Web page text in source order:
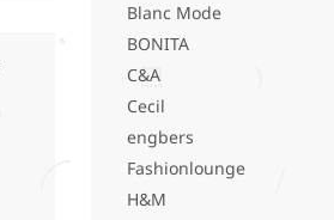
Blanc Mode
BONITA
C&A
Cecil
engbers
Fashionlounge
H&M